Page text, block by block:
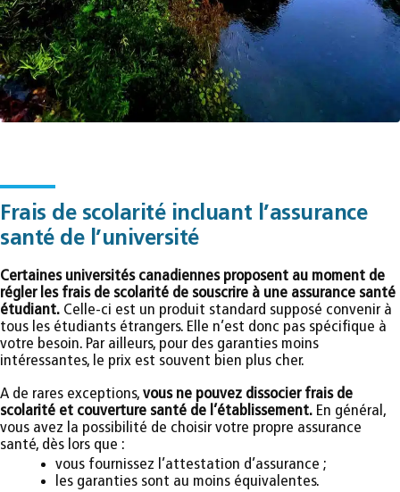
Frais de scolarité incluant l’assurance
santé de l’université
Certaines universités canadiennes proposent au moment de
régler les frais de scolarité de souscrire à une assurance santé
étudiant. Celle-ci est un produit standard supposé convenir à
tous les étudiants étrangers. Elle n’est donc pas spécifique à
votre besoin. Par ailleurs, pour des garanties moins
intéressantes, le prix est souvent bien plus cher.
A de rares exceptions, vous ne pouvez dissocier frais de
scolarité et couverture santé de l’établissement. En général,
vous avez la possibilité de choisir votre propre assurance
santé, dès lors que :
vous fournissez l’attestation d’assurance ;
les garanties sont au moins équivalentes.